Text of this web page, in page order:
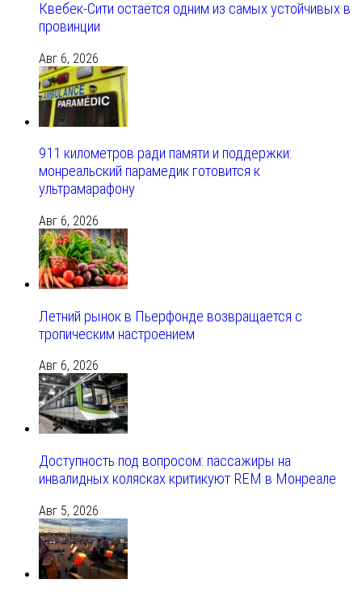
Квебек-Сити остаётся одним из самых устойчивых в
провинции
Авг 6, 2026
911 километров ради памяти и поддержки:
монреальский парамедик готовится к
ультрамарафону
Авг 6, 2026
Летний рынок в Пьерфонде возвращается с
тропическим настроением
Авг 6, 2026
Доступность под вопросом: пассажиры на
инвалидных колясках критикуют REM в Монреале
Авг 5, 2026